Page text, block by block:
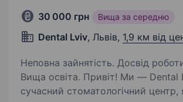
30 000 грн Вища за середню
Dental Lviv, Львів, 1,9 км від
Неповна зайнятість. Досвід
Вища освіта. Привіт! Ми — Dental Lviv,
сучасний стоматологічний